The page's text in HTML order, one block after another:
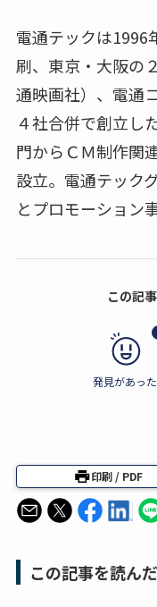
電通テックは1996
刷、東京・大阪の
通映画社）、電通
４社合併で創立し
門からＣＭ制作関
設立。電通テック
とプロモーション
この記
発見があった
印刷 / PDF
この記事を読ん